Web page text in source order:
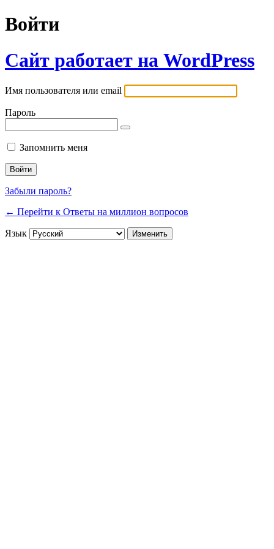
Войти
Сайт работает на WordPress
Имя пользователя или email
Пароль
Запомнить меня
Забыли пароль?
← Перейти к Ответы на миллион вопросов
Язык